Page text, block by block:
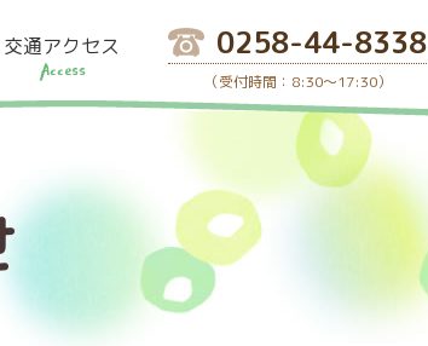
交通アクセス
Access
0258-44-8338
（受付時間：8:30～17:30）